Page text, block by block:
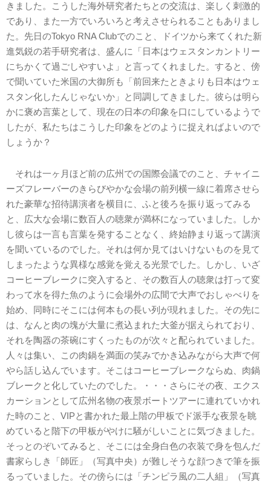
きました。こうした海外研究者たちとの交流は、楽しく刺激的
であり、また一方でいろいろと考えさせられることもありまし
た。先日のTokyo RNA Clubでのこと、ドイツから来てくれた新
進気鋭の若手研究者は、盛んに「日本はウェスタンカントリー
にちかくて過ごしやすいよ」と言ってくれました。すると、傍
で聞いていた米国の大御所も「前回来たときよりも日本はウェ
スタン化したんじゃないか」と同調してきました。彼らは明ら
かに褒め言葉として、現在の日本の印象を口にしているようで
したが、私たちはこうした印象をどのように捉えればよいので
しょうか？
それは一ヶ月ほど前の広州での国際会議でのこと、チャイニ
ーズフレーバーのきらびやかな会場の前列横一線に着席させら
れた豪華な招待講演者を横目に、ふと後ろを振り返ってみる
と、広大な会場に数百人の聴衆が満杯になっていました。しか
し彼らは一言も言葉を発することなく、終始静まり返って講演
を聞いているのでした。それは何か見てはいけないものを見て
しまったような異様な感覚を覚える光景でした。しかし、いざ
コーヒーブレークに突入すると、その数百人の聴衆は打って変
わって水を得た魚のように会場外の広間で大声でおしゃべりを
始め、同時にそこには何本もの長い列が現れました。その先に
は、なんと肉の塊が大量に煮込まれた大釜が据えられており、
それを陶器の茶碗にすくったものが次々と配られていました。
人々は集い、この肉鍋を満面の笑みでかき込みながら大声で何
やら話し込んでいます。そこはコーヒーブレークならぬ、肉鍋
ブレークと化していたのでした。・・・さらにその夜、エクス
カーションとして広州名物の夜景ボートツアーに連れていかれ
た時のこと、VIPと書かれた最上階の甲板でド派手な夜景を眺
めていると階下の甲板がやけに騒がしいことに気づきました。
そっとのぞいてみると、そこには全身白色の衣装で身を包んだ
書家らしき「師匠」（写真中央）が難しそうな顔つきで筆を振
るっていました。その傍らには「チンピラ風の二人組」（写真